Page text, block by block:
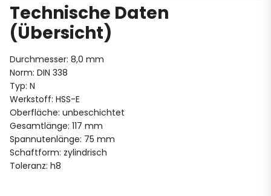
Technische Daten
(Übersicht)
Durchmesser: 8,0 mm
Norm: DIN 338
Typ: N
Werkstoff: HSS-E
Oberfläche: unbeschichtet
Gesamtlänge: 117 mm
Spannutenlänge: 75 mm
Schaftform: zylindrisch
Toleranz: h8